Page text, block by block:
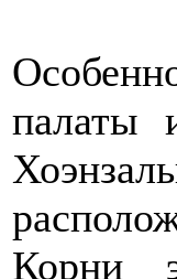
палаты
Корни